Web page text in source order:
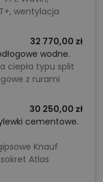
wentylacja
32 770,00 zł
wodne.
ciepła typu split
z rurami
30 250,00 zł
cementowe.
Knauf
Atlas